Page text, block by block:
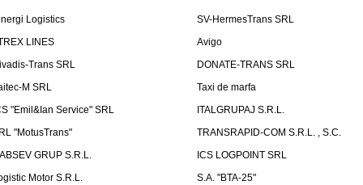
Logistics
SV-HermesTrans SRL
LINES
Avigo
Trans SRL
DONATE-TRANS SRL
M SRL
Taxi de marfa
"Emil&Ian Service" SRL
ITALGRUPAJ S.R.L.
"MotusTrans"
TRANSRAPID-COM S.R.L. , S.C.
GRUP S.R.L.
ICS LOGPOINT SRL
Motor S.R.L.
S.A. "BTA-25"